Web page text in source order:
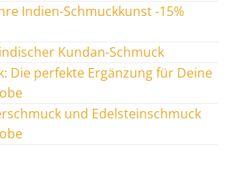
Indien-Schmuckkunst -15%
Kundan-Schmuck
Die perfekte Ergänzung für Deine
und Edelsteinschmuck